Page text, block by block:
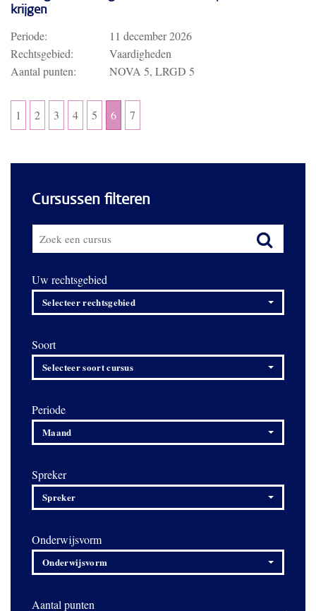
krijgen
Periode:
11 december 2026
Rechtsgebied:
Vaardigheden
Aantal punten:
NOVA 5, LRGD 5
1 2 3 4 5 6 7
Cursussen filteren
Uw rechtsgebied
Selecteer rechtsgebied
Soort
Selecteer soort cursus
Periode
Maand
Spreker
Spreker
Onderwijsvorm
Onderwijsvorm
Aantal punten